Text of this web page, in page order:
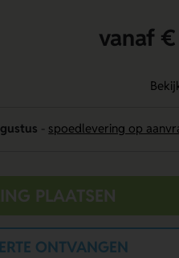
vanaf €
spoedlevering op
PLAATSEN
ONTVANGEN